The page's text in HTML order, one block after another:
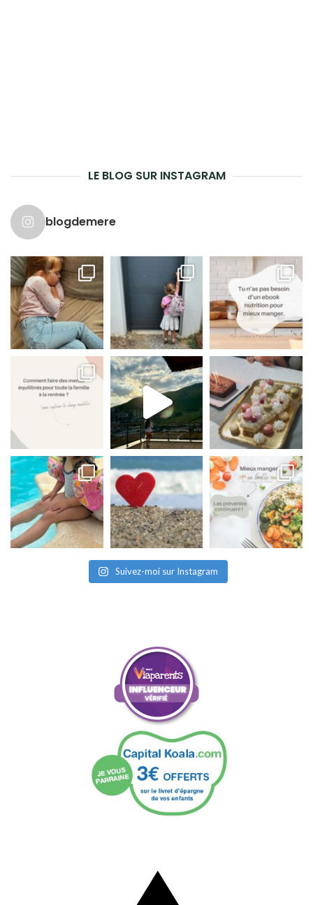
LE BLOG SUR INSTAGRAM
blogdemere
Suivez-moi sur Instagram